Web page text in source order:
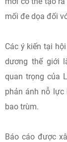
mối đe dọa đối
Các ý kiến tại
dương thế giới
quan trọng của
phản ánh nỗ lực
bao trùm.
Báo cáo được